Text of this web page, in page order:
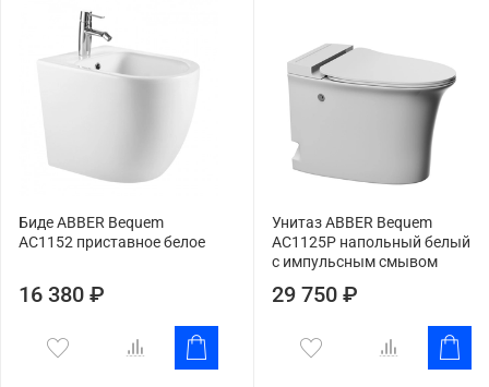
Биде ABBER Bequem
AC1152 приставное белое
16 380 ₽
Унитаз ABBER Bequem
AC1125P напольный белый
с импульсным смывом
29 750 ₽